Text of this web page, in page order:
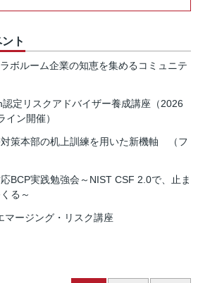
ト
ボルーム企業の知恵を集めるコミュニテ
認定リスクアドバイザー養成講座（2026
イン開催）
対策本部の机上訓練を用いた新機軸 （フ
BCP実践勉強会～NIST CSF 2.0で、止ま
る～
マージング・リスク講座